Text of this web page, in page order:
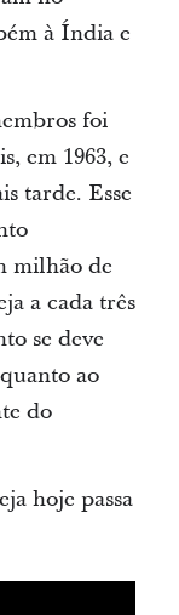
à Índia e
foi
em 1963, e
tarde. Esse
milhão de
a cada três
se deve
ao
do
hoje passa